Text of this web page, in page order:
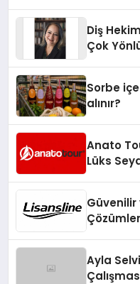
Diş
Çok
Sorbe
alınır?
Anato
Lüks
Güvenilir
Ayla